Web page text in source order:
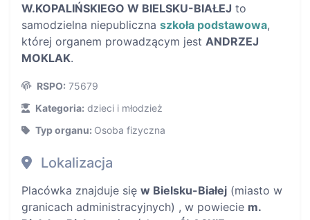
W.KOPALIŃSKIEGO W BIELSKU-BIAŁEJ to
samodzielna niepubliczna szkoła podstawowa,
której organem prowadzącym jest ANDRZEJ
MOKLAK.
RSPO: 75679
Kategoria: dzieci i młodzież
Typ organu: Osoba fizyczna
Lokalizacja
Placówka znajduje się w Bielsku-Białej (miasto w
granicach administracyjnych) , w powiecie m.